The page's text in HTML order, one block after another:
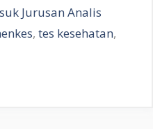
Jurusan Analis
, tes kesehatan,